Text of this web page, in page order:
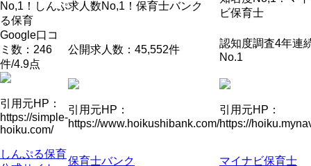
No,1！ しんぷ
る保育
求人数No,1！ 保育士バンク
ビ保育士
Google口コ
ミ数：246
件/4.9点
公開求人数：45,552件
認知度調査4年連
No.1
引用元HP：
https://simple-
hoiku.com/
引用元HP：
https://www.hoikushibank.com/
引用元HP：
https://
しんぷる保育
保育士バンク
マイナビ保育士